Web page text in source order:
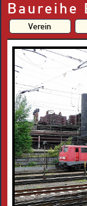
Baureihe
Verein